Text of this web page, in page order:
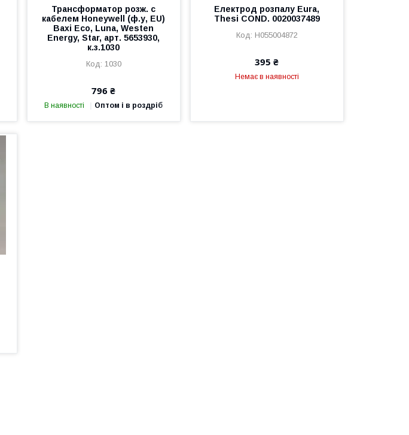
Трансформатор розж. с
кабелем Honeywell (ф.у, EU)
Baxi Eco, Luna, Westen
Energy, Star, арт. 5653930,
к.з.1030
1030
796 ₴
В наявності Оптом і в роздріб
Електрод розпалу Eura,
Thesi COND. 0020037489
H055004872
395 ₴
Немає в наявності